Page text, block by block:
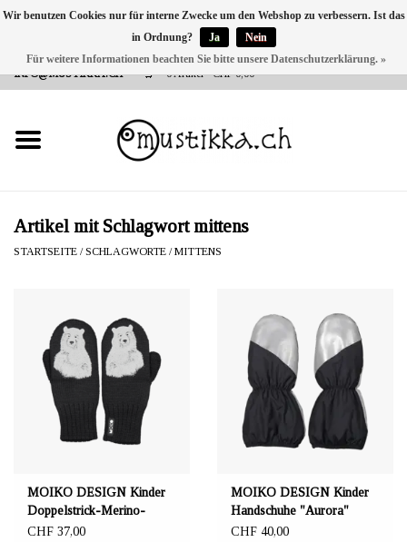
VERSANDKOSTEN 0 CHF INNERHALB CH | INT. VERSAND ÜBER
INFO@MUSTIKKA.CH
0 Artikel - CHF 0,00
NEU BEI UNS
SHOP - A PIECE OF
FINLAND FOR YOU
Artikel mit Schlagwort mittens
STARTSEITE /SCHLAGWORTE /MITTENS
MOIKO DESIGN Kinder
Doppelstrick-Merino-
Fäustlinge "Nanuk"
CHF 37,00
MOIKO DESIGN Kinder
Handschuhe "Aurora"
CHF 40,00
Wir benutzen Cookies nur für interne Zwecke um den Webshop zu verbessern. Ist das
in Ordnung?
Ja
Nein
Für weitere Informationen beachten Sie bitte unsere Datenschutzerklärung. »